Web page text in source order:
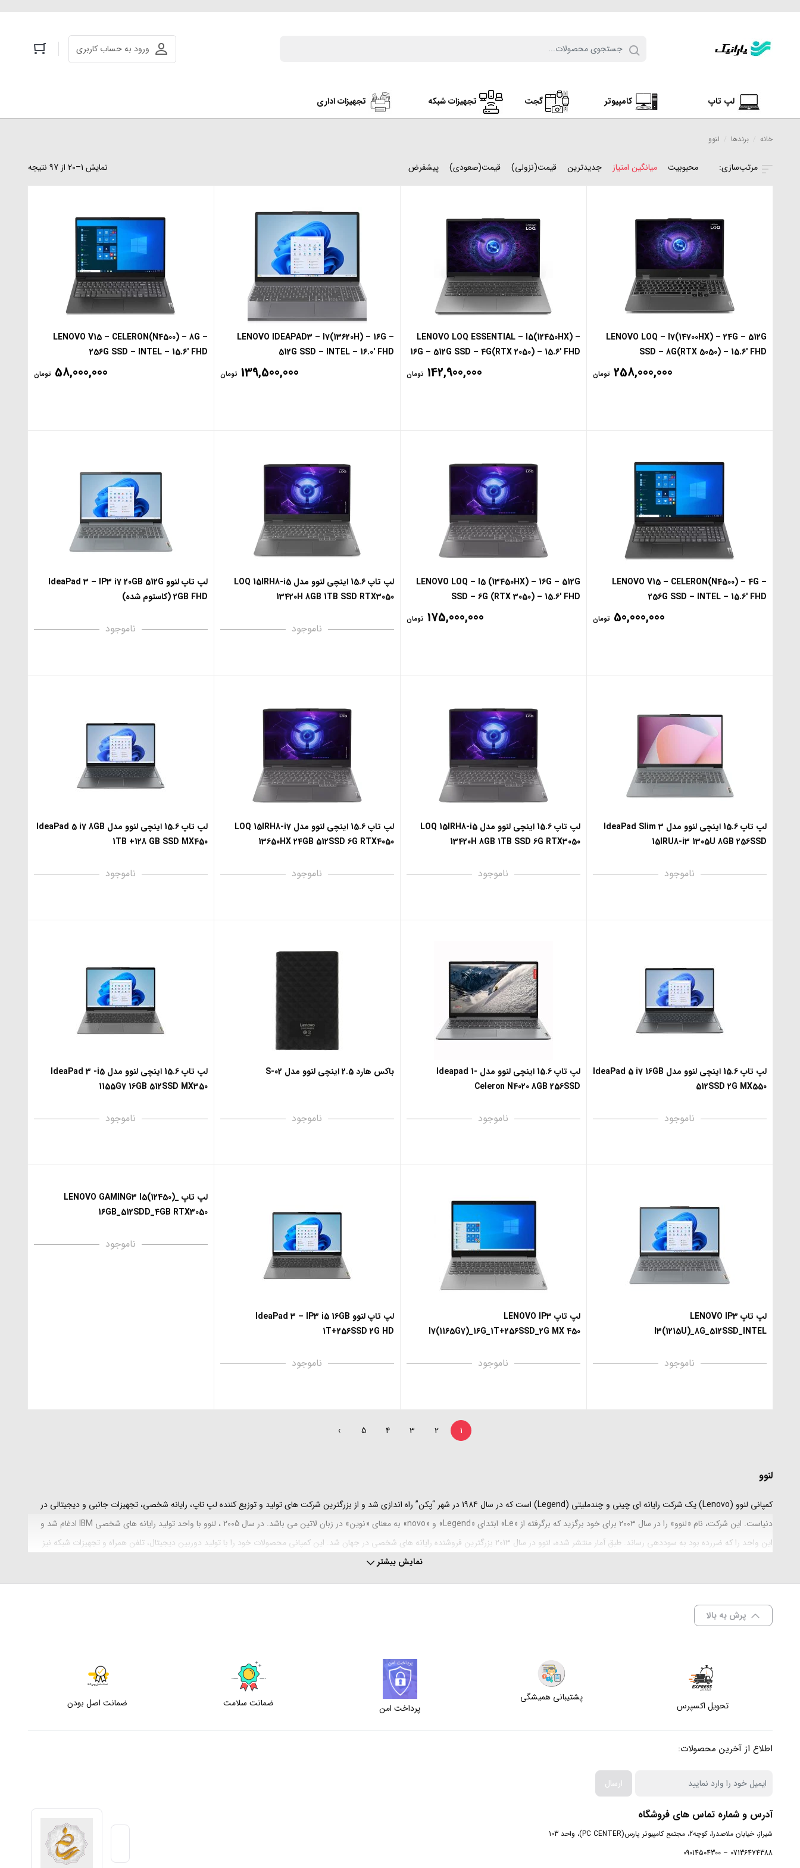
ورود به حساب کاربری
لپ تاپ کامپیوتر گجت تجهیزات شبکه تجهیزات اداری
خانه برندها لنوو
نمایش 1–20 از 97 نتیجه محبوبیت میانگین امتیاز جدیدترین قیمت(نزولی) قیمت(صعودی) پیشفرض
LENOVO LOQ – I7(14700HX) – 24G – 512G
SSD – 8G(RTX 5050) – 15.6′ FHD
258,000,000 تومان
LENOVO LOQ ESSENTIAL – I5(12450HX) –
16G – 512G SSD – 4G(RTX 2050) – 15.6′ FHD
142,900,000 تومان
LENOVO IDEAPAD3 – I7(13620H) – 16G –
512G SSD – INTEL – 16.0′ FHD
139,500,000 تومان
LENOVO V15 – CELERON(N4500) – 8G –
256G SSD – INTEL – 15.6′ FHD
58,000,000 تومان
LENOVO V15 – CELERON(N4500) – 4G –
256G SSD – INTEL – 15.6′ FHD
50,000,000 تومان
LENOVO LOQ – I5 (13450HX) – 16G – 512G
SSD – 6G (RTX 3050) – 15.6′ FHD
175,000,000 تومان
لپ تاپ 15.6 اینچی لنوو مدل LOQ 15IRH8-i5
13420H 8GB 1TB SSD RTX3050
ناموجود
لپ تاپ لنوو IdeaPad 3 – IP3 i7 20GB 512G
2GB FHD (کاستوم شده)
ناموجود
لپ تاپ 15.6 اینچی لنوو مدل IdeaPad Slim 3
15IRU8-i3 1305U 8GB 256SSD
ناموجود
لپ تاپ 15.6 اینچی لنوو مدل LOQ 15IRH8-i5
13420H 8GB 1TB SSD 6G RTX3050
ناموجود
لپ تاپ 15.6 اینچی لنوو مدل LOQ 15IRH8-i7
13650HX 24GB 512SSD 6G RTX4050
ناموجود
لپ تاپ 15.6 اینچی لنوو مدل IdeaPad 5 i7 8GB
1TB +128 GB SSD MX450
ناموجود
لپ تاپ 15.6 اینچی لنوو مدل IdeaPad 5 i7 16GB
512SSD 2G MX550
ناموجود
لپ تاپ 15.6 اینچی لنوو مدل Ideapad 1-
Celeron N4020 8GB 256SSD
ناموجود
باکس هارد 2.5 اینچی لنوو مدل S-02
ناموجود
لپ تاپ 15.6 اینچی لنوو مدل IdeaPad 3 -i5
1155G7 16GB 512SSD MX350
ناموجود
لپ تاپ LENOVO IP3
I3(1215U)_8G_512SSD_INTEL
ناموجود
لپ تاپ LENOVO IP3
I7(1165G7)_16G_1T+256SSD_2G MX 450
ناموجود
لپ تاپ لنوو IdeaPad 3 – IP3 i5 16GB
1T+256SSD 2G HD
ناموجود
لپ تاپ LENOVO GAMING3 I5(12450)_
16GB_512SDD_4GB RTX3050
ناموجود
1
2
3
4
5
›
لنوو
کمپانی لنوو (Lenovo) یک شرکت رایانه ‌ای چینی و چندملیتی (Legend) است که در سال 1984 در شهر “پکن” راه اندازی شد و از بزرگترین شرکت ‌های تولید و توزیع ‌کننده لپ تاپ، رایانه شخصی، تجهیزات جانبی و دیجیتالی در
دنیاست. این شرکت، نام «لنوو» را در سال ۲۰۰۳ برای خود برگزید که برگرفته از «Le» ابتدای «Legend» و «novo» به معنای «نوین» در زبان لاتین می‌ باشد. در سال 2005 ، لنوو با واحد تولید رایانه های شخصی IBM ادغام شد و
این واحد را که ضررده بود به سوددهی رساند. طبق آمار منتشر شده، لنوو در سال 2013 بزرگترین فروشنده رایانه های شخصی در جهان شد. این کمپانی محصولات خود را با تولید دوربین دیجیتال، تلفن همراه و تجهیزات شبکه نیز
کشور جهان به فروش می رسد. از رقبای اصلی این شرکت می توان به HP، Dell، ایسر، اپل و توشیبا اشاره کرد.
نمایش بیشتر
پرش به بالا
تحویل اکسپرس
پشتیبانی همیشگی
پرداخت امن
ضمانت سلامت ضمانت اصل بودن
اطلاع از آخرین محصولات:
ارسال
آدرس و شماره تماس های فروشگاه
شیراز، خیابان ملاصدرا، کوچه2، مجتمع کامپیوتر پارس(PC CENTER)، واحد 103
07136474388 – 09014504300